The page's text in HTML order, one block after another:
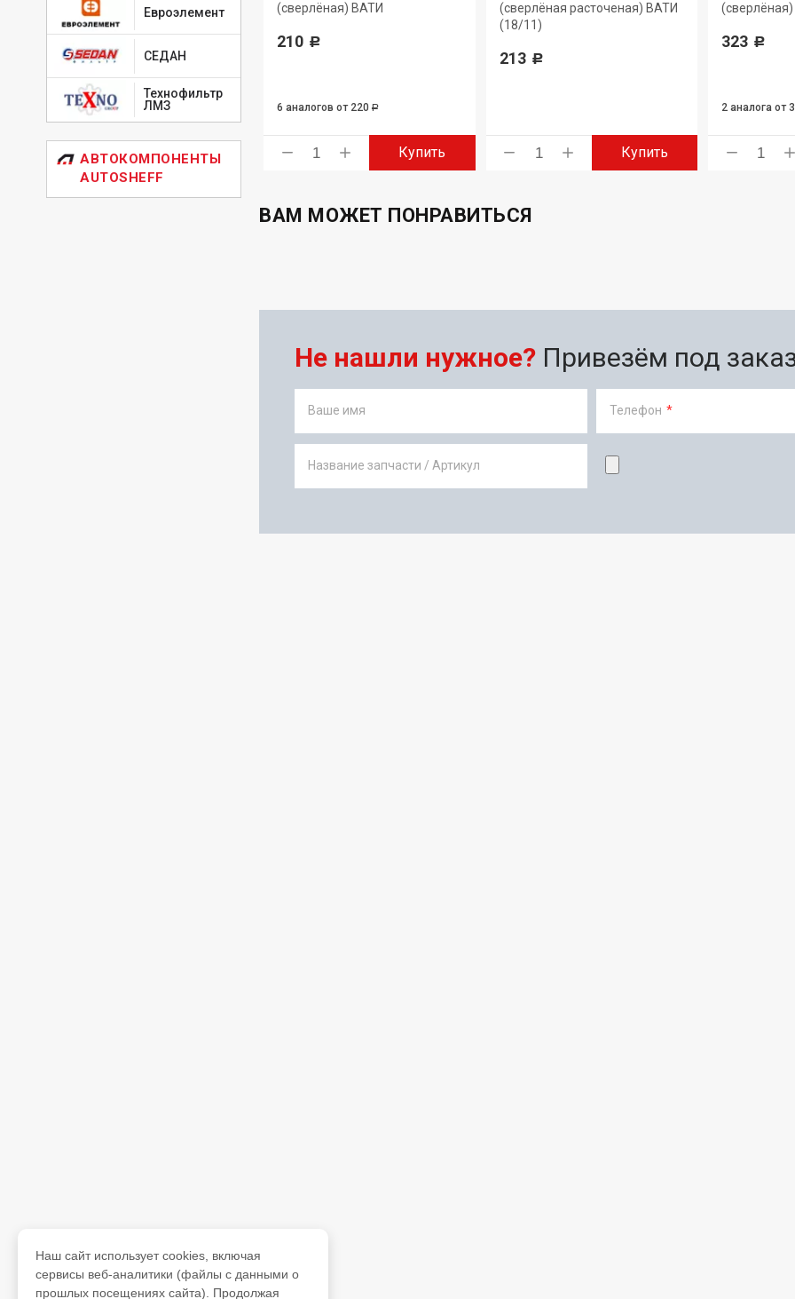
Евроэлемент
СЕДАН
Технофильтр
ЛМЗ
АВТОКОМПОНЕНТЫ
AUTOSHEFF
(сверлёная расточеная) ТИИР
укороченная
489 Р
Купить
(сверлёная) ВАТИ
210 Р
6 аналогов от 220 Р
Купить
(сверлёная расточеная) ВАТИ
(18/11)
213 Р
Купить
(сверлёная)
323 Р
2 аналога от
ВАМ МОЖЕТ ПОНРАВИТЬСЯ
Не нашли нужное? Привезём под
Ваше имя Телефон *
Название запчасти / Артикул
Наш сайт использует cookies, включая
сервисы веб-аналитики (файлы с данными о
прошлых посещениях сайта). Продолжая